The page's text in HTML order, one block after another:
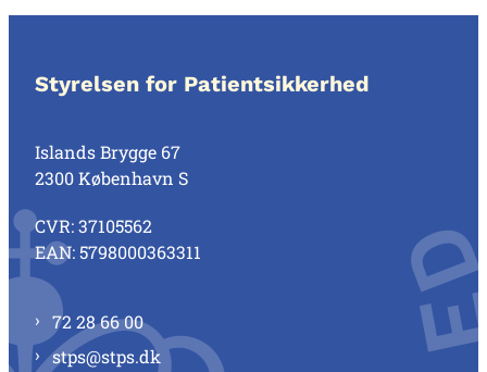
Styrelsen for Patientsikkerhed
Islands Brygge 67
2300 København S
CVR: 37105562
EAN: 5798000363311
72 28 66 00
stps@stps.dk